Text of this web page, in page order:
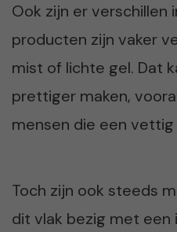
Ook zijn er verschillen
producten zijn vaker
mist of lichte gel. Dat
prettiger maken,
mensen die een
Toch zijn ook steeds
dit vlak bezig met een